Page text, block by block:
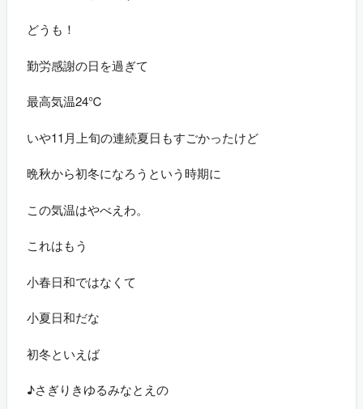
どうも！
勤労感謝の日を過ぎて
最高気温24℃
いや11月上旬の連続夏日もすごかったけど
晩秋から初冬になろうという時期に
この気温はやべえわ。
これはもう
小春日和ではなくて
小夏日和だな
初冬といえば
♪さぎりきゆるみなとえの